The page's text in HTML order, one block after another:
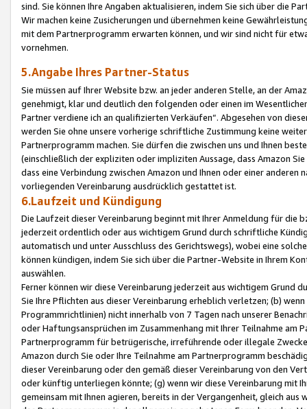
sind. Sie können Ihre Angaben aktualisieren, indem Sie sich über die
Wir machen keine Zusicherungen und übernehmen keine
mit dem Partnerprogramm erwarten können, und wir sind nicht für
vornehmen.
5.Angabe Ihres Partner-Status
Sie müssen auf Ihrer Website bzw. an jeder anderen Stelle, an der
genehmigt, klar und deutlich den folgenden oder einen im
Partner verdiene ich an qualifizierten Verkäufen“. Abgesehen von
werden Sie ohne unsere vorherige schriftliche Zustimmung keine
Partnerprogramm machen. Sie dürfen die zwischen uns und Ihnen
(einschließlich der expliziten oder impliziten Aussage, dass Amazon
dass eine Verbindung zwischen Amazon und Ihnen oder einer
vorliegenden Vereinbarung ausdrücklich gestattet ist.
6.Laufzeit und Kündigung
Die Laufzeit dieser Vereinbarung beginnt mit Ihrer Anmeldung für die
jederzeit ordentlich oder aus wichtigem Grund durch schriftliche
automatisch und unter Ausschluss des Gerichtswegs), wobei eine
können kündigen, indem Sie sich über die Partner-Website in Ihrem
auswählen.
Ferner können wir diese Vereinbarung jederzeit aus wichtigem Grund
Sie Ihre Pflichten aus dieser Vereinbarung erheblich verletzen; (b)
Programmrichtlinien) nicht innerhalb von 7 Tagen nach unserer
oder Haftungsansprüchen im Zusammenhang mit Ihrer Teilnahme am
Partnerprogramm für betrügerische, irreführende oder illegale
Amazon durch Sie oder Ihre Teilnahme am Partnerprogramm
dieser Vereinbarung oder den gemäß dieser Vereinbarung von den
oder künftig unterliegen könnte; (g) wenn wir diese Vereinbarung mit
gemeinsam mit Ihnen agieren, bereits in der Vergangenheit, gleich